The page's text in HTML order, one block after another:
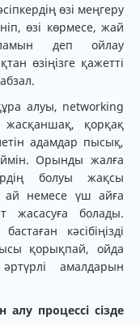
өзі меңгеру
өзі көрмесе, жай
деп ойлау
өзіңізге қажетті
алуы, networking
жасқаншақ, қорқақ
адамдар пысық,
Орынды жалға
болуы жақсы
ай немесе үш айға
жасасуға болады.
кәсібіңізді
қорықпай, ойда
амалдарын
процессі сізде